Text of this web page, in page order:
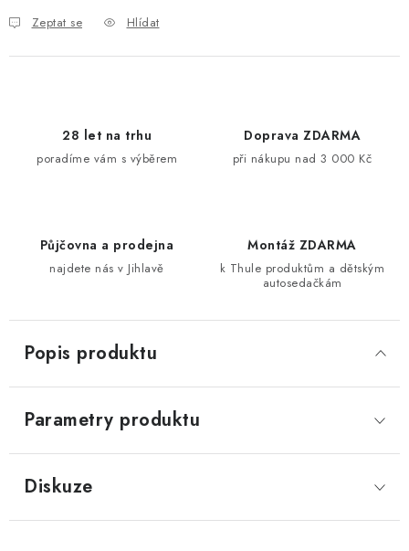
Zeptat se Hlídat
28 let na trhu
poradíme vám s výběrem
Doprava ZDARMA
při nákupu nad 3 000 Kč
Půjčovna a prodejna
najdete nás v Jihlavě
Montáž ZDARMA
k Thule produktům a dětským
autosedačkám
Popis produktu
Parametry produktu
Diskuze